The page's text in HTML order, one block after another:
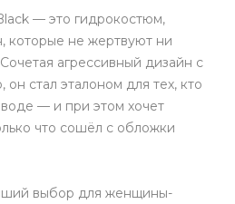
— это гидрокостюм,
которые не жертвуют ни
агрессивный дизайн с
стал эталоном для тех, кто
— и при этом хочет
что сошёл с обложки
выбор для женщины-